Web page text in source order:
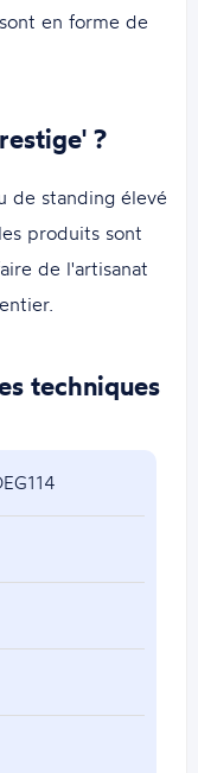
en forme de
?
de standing élevé
produits sont
de l'artisanat
techniques